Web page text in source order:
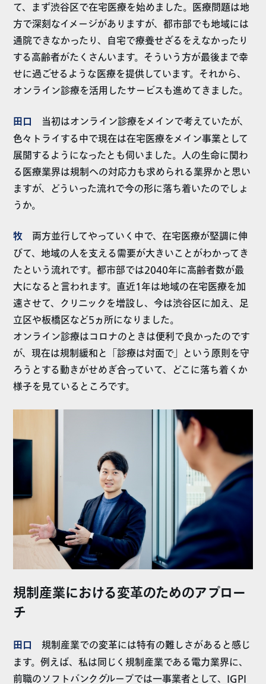
て、まず渋谷区で在宅医療を始めました。医療問題は地
方で深刻なイメージがありますが、都市部でも地域には
通院できなかったり、自宅で療養せざるをえなかったり
する高齢者がたくさんいます。そういう方が最後まで幸
せに過ごせるような医療を提供しています。それから、
オンライン診療を活用したサービスも進めてきました。
田口 当初はオンライン診療をメインで考えていたが、
色々トライする中で現在は在宅医療をメイン事業として
展開するようになったとも伺いました。人の生命に関わ
る医療業界は規制への対応力も求められる業界かと思い
ますが、どういった流れで今の形に落ち着いたのでしょ
うか。
牧 両方並行してやっていく中で、在宅医療が堅調に伸
びて、地域の人を支える需要が大きいことがわかってき
たという流れです。都市部では2040年に高齢者数が最
大になると言われます。直近1年は地域の在宅医療を加
速させて、クリニックを増設し、今は渋谷区に加え、足
立区や板橋区など5ヵ所になりました。
オンライン診療はコロナのときは便利で良かったのです
が、現在は規制緩和と「診療は対面で」という原則を守
ろうとする動きがせめぎ合っていて、どこに落ち着くか
様子を見ているところです。
規制産業における変革のためのアプロー
チ
田口 規制産業での変革には特有の難しさがあると感じ
ます。例えば、私は同じく規制産業である電力業界に、
前職のソフトバンクグループでは一事業者として、IGPI